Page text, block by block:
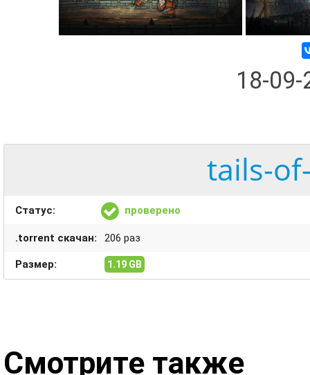
18-
tails-
Статус: проверено
.torrent скачан: 206 раз
Размер: 1.19 GB
Смотрите также